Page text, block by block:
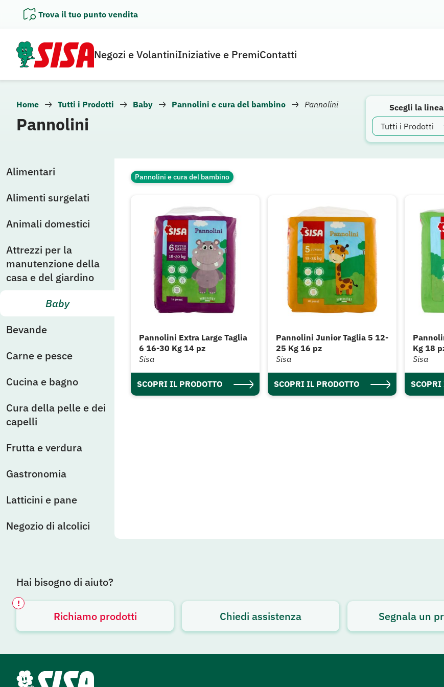
Trova il tuo punto vendita
Negozi e VolantiniIniziative e PremiContatti
Home Tutti i Prodotti Baby Pannolini e cura del bambino Pannolini
Pannolini
Scegli la linea
Alimentari
Alimenti surgelati
Animali domestici
Attrezzi per la
manutenzione della
casa e del giardino
Baby
Bevande
Carne e pesce
Cucina e bagno
Cura della pelle e dei
capelli
Frutta e verdura
Gastronomia
Latticini e pane
Negozio di alcolici
Pannolini e cura del bambino
Pannolini Extra Large Taglia
6 16-30 Kg 14 pz
Sisa
SCOPRI IL PRODOTTO
Pannolini Junior Taglia 5 12-
25 Kg 16 pz
Sisa
SCOPRI IL PRODOTTO
Kg 18
Sisa
SCOPRI
Hai bisogno di aiuto?
Richiamo prodotti
!
Avviso attivo
Chiedi assistenza Segnala un